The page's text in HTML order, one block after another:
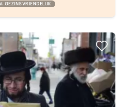
GEZINSVRIENDELIJK